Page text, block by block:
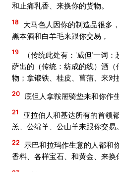
和止痛乳香、来换你的货物。
18
大马色人因你的制造品很多
黑本酒和白羊毛来跟你交易，
19
（传统此处有：‘威但’一词
萨出的（传统：纺成的线）酒
物；拿锻铁、桂皮、菖蒲、来对
20 底但人拿鞍屉骑垫来和你作生
21
亚拉伯人和基达所有的首领
羔、公绵羊、公山羊来跟你交易。
22 示巴和拉玛作生意的人都和
香料、各样宝石、和黄金、来换